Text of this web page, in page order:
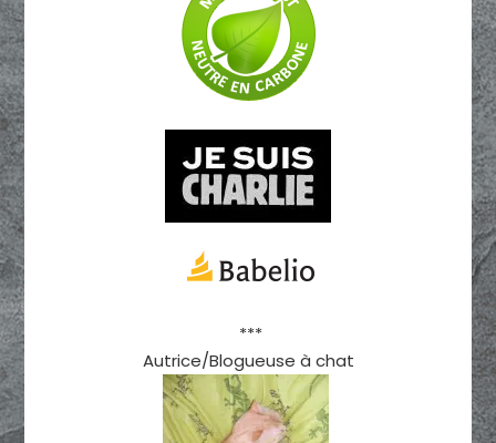
***
Autrice/Blogueuse à chat